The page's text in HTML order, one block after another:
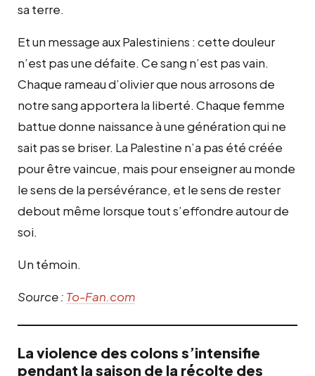
sa terre.
Et un message aux Palestiniens : cette douleur
n’est pas une défaite. Ce sang n’est pas vain.
Chaque rameau d’olivier que nous arrosons de
notre sang apportera la liberté. Chaque femme
battue donne naissance à une génération qui ne
sait pas se briser. La Palestine n’a pas été créée
pour être vaincue, mais pour enseigner au monde
le sens de la persévérance, et le sens de rester
debout même lorsque tout s’effondre autour de
soi.
Un témoin.
Source : To-Fan.com
La violence des colons s’intensifie
pendant la saison de la récolte des